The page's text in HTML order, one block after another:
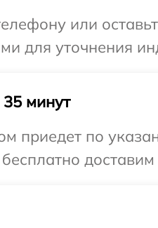
или
для уточнения
минут
приедет по